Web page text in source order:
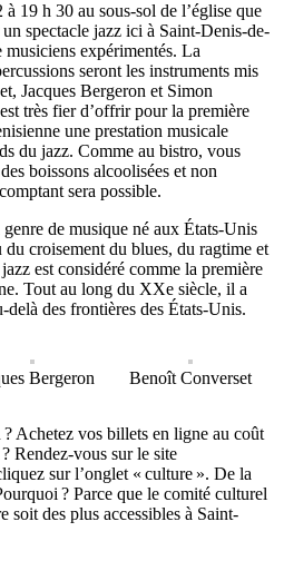
19 h 30 au sous-sol de l’église que
spectacle jazz ici à Saint-Denis-de-
expérimentés. La
seront les instruments mis
Jacques Bergeron et Simon
très fier d’offrir pour la première
une prestation musicale
du jazz. Comme au bistro, vous
boissons alcoolisées et non
sera possible.
de musique né aux États-Unis
croisement du blues, du ragtime et
est considéré comme la première
Tout au long du XXe siècle, il a
des frontières des États-Unis.
Bergeron Benoît Converset
vos billets en ligne au coût
Rendez-vous sur le site
sur l’onglet « culture ». De la
? Parce que le comité culturel
soit des plus accessibles à Saint-